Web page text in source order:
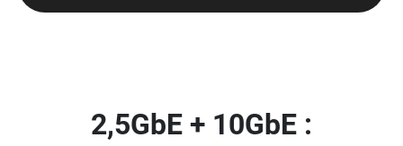
2,5GbE + 10GbE :